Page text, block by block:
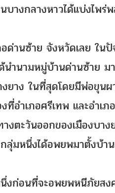
างกลางหาวได้แบ่งไพร่
ด่านซ้าย จังหวัดเลย ใ
นำนามหมู่บ้านด่านซ้าย
ยาง ในที่สุดโดยมีพ่อขุน
ที่อำเภอศรีเทพ และอำ
งตะวันออกของเมืองบาง
มหนึ่งได้อพยพมาตั้งบ้า
งก่อนที่จะอพยพหนีภัยสง